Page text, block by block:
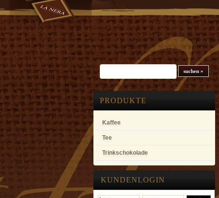
Suchfeld
PRODUKTE
Kaffee
Tee
Trinkschokolade
KUNDENLOGIN